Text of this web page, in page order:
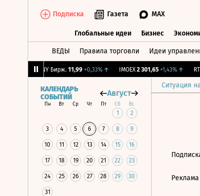
Подписка Газета MAX
Глобальные идеи Бизнес
ВЕДЫ Правила торговли Идеи
CNY Бирж. 11,99 +0,33%↑ IMOEX 2 301,65 +1,43%↑
Ситуация
КАЛЕНДАРЬ
СОБЫТИЙ
Август
Пн Вт Ср Чт Пт Сб Вс
1 2
3 4 5 6 7 8 9
10 11 12 13 14 15 16
17 18 19 20 21 22 23
24 25 26 27 28 29 30
31
Реклама